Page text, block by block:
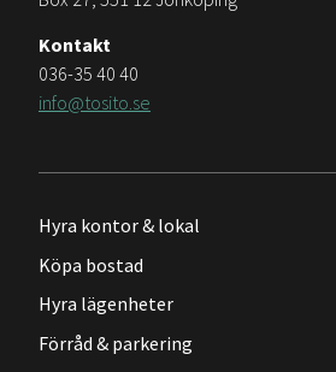
Kontakt
036-35 40 40
info@tosito.se
Hyra kontor & lokal
Köpa bostad
Hyra lägenheter
Förråd & parkering